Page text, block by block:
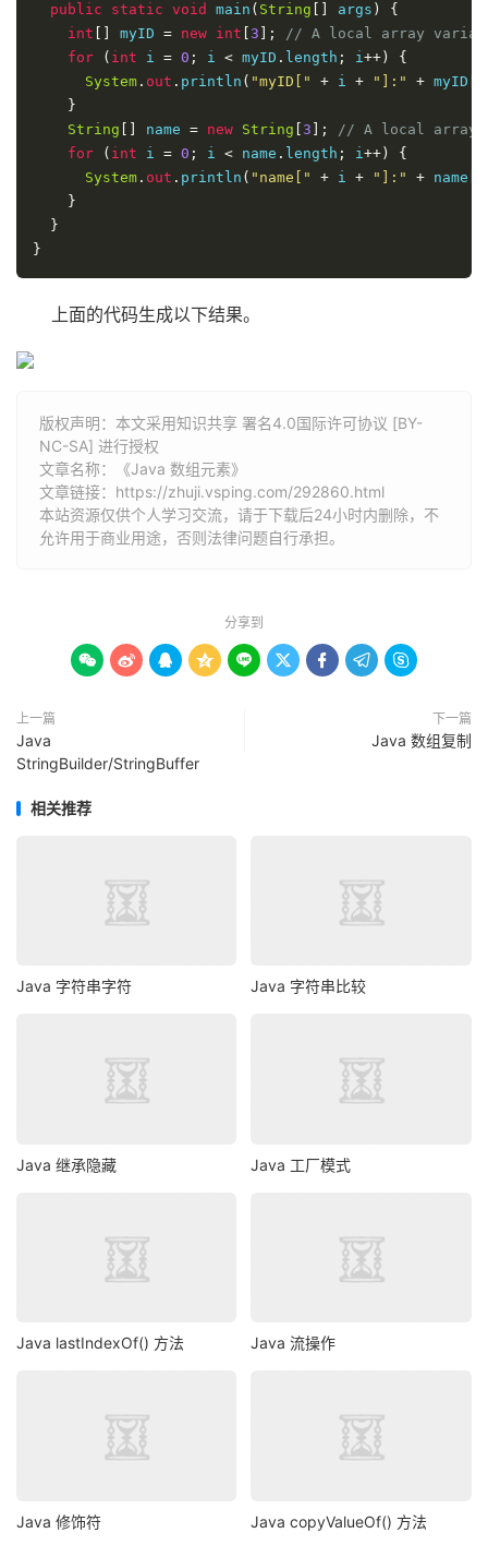
public static void main ( String args )
{
int
myID = new int 3 ];
// A local array
for
( int i = 0 ; i < myID . length ; i++)
{
System . out . println ( "myID[" + i + "]:" + myID
}
String
name = new String 3 ];
// A local array
for
( int i = 0 ; i < name . length ; i++)
{
System . out . println ( "name[" + i + "]:" + name
}
}
}
上面的代码生成以下结果。
版权声明：本文采用知识共享 署名4.0国际许可协议 [BY-
NC-SA] 进行授权
文章名称：《Java 数组元素》
文章链接： https://zhuji.vsping.com/292860.html
本站资源仅供个人学习交流，请于下载后24小时内删除，不
允许用于商业用途，否则法律问题自行承担。
分享到
        
上一篇
Java
StringBuilder/StringBuffer
下一篇
Java 数组复制
相关推荐
Java 字符串字符 Java 字符串比较
Java 继承隐藏 Java 工厂模式
Java lastIndexOf() 方法 Java 流操作
Java 修饰符 Java copyValueOf() 方法